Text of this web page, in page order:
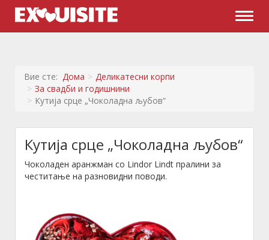
Вие сте: Дома
Деликатесни корпи
За свадби и годишнини
Кутија срце „Чоколадна љубов“
Кутија срце „Чоколадна љубов“
Чоколаден аранжман со Lindor Lindt пралини за
честитање на разновидни поводи.